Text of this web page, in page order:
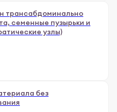
трансабдоминально
семенные пузырьки и
узлы)
без